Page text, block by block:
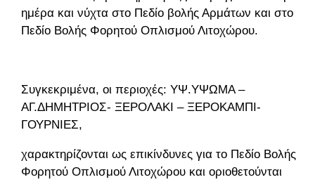
ημέρα και νύχτα στο Πεδίο βολής Αρμάτων και στο
Πεδίο Βολής Φορητού Οπλισμού Λιτοχώρου.
Συγκεκριμένα, οι περιοχές: ΥΨ.ΥΨΩΜΑ –
ΑΓ.ΔΗΜΗΤΡΙΟΣ- ΞΕΡΟΛΑΚΙ – ΞΕΡΟΚΑΜΠΙ-
ΓΟΥΡΝΙΕΣ,
χαρακτηρίζονται ως επικίνδυνες για το Πεδίο Βολής
Φορητού Οπλισμού Λιτοχώρου και οριοθετούνται